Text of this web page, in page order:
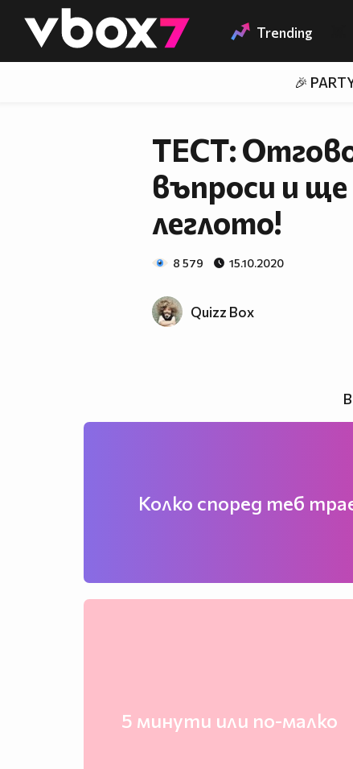
👾 Trending
🎉
ТЕСТ:
въпроси и ще
леглото!
8 579 15.10.2020
Quizz Box
Колко според теб
5 минути или по-малко